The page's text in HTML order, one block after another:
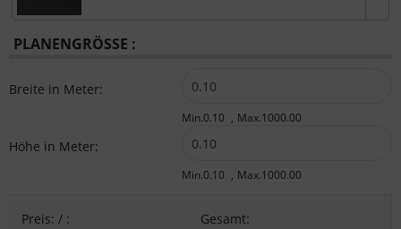
PLANENGRÖSSE :
Breite in Meter:
Min.0.10 Max.1000.00
Höhe in Meter:
Min.0.10 Max.1000.00
Preis: / : Gesamt: